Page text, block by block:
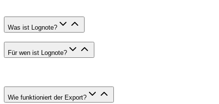
Was ist Lognote?
Für wen ist Lognote?
Wie funktioniert der Export?